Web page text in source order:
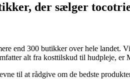
der sælger
end 300 butikker over hele landet.
alt fra kosttilskud til hudpleje,
til at rådgive om de bedste